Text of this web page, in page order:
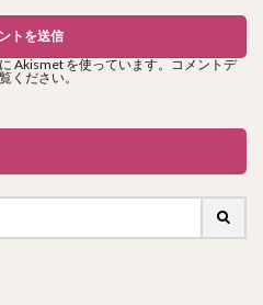
Akismet を使っています。 コメントデ
ください。